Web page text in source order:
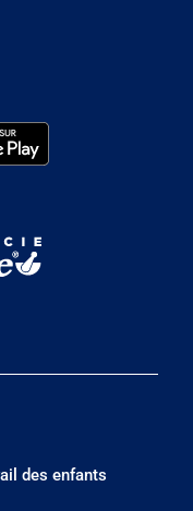
des enfants